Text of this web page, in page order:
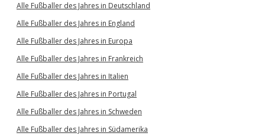
Alle Fußballer des Jahres in Deutschland
Alle Fußballer des Jahres in England
Alle Fußballer des Jahres in Europa
Alle Fußballer des Jahres in Frankreich
Alle Fußballer des Jahres in Italien
Alle Fußballer des Jahres in Portugal
Alle Fußballer des Jahres in Schweden
Alle Fußballer des Jahres in Südamerika